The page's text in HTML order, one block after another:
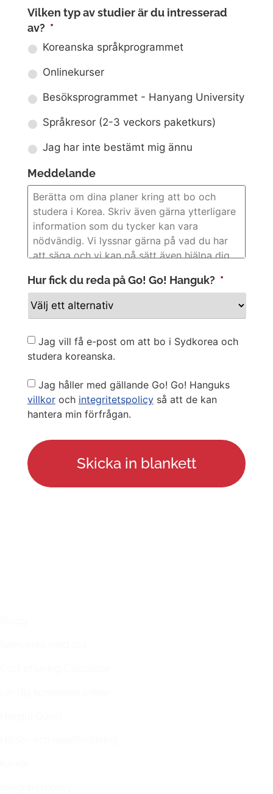
Vilken typ av studier är du intresserad
av? *
Koreanska språkprogrammet
Onlinekurser
Besöksprogrammet - Hanyang University
Språkresor (2-3 veckors paketkurs)
Jag har inte bestämt mig ännu
Meddelande
Hur fick du reda på Go! Go! Hanguk? *
Newsletter
Jag vill få e-post om att bo i Sydkorea och
studera koreanska.
Privacy
Policy
Jag håller med gällande Go! Go! Hanguks
villkoroch integritetspolicyså att de kan
hantera min förfrågan.